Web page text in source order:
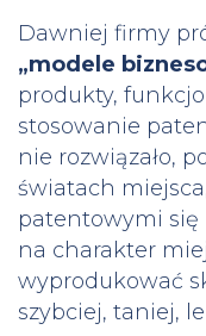
Dawniej firmy
„modele
produkty,
stosowanie
nie rozwiązało,
światach
patentowymi się
na charakter
wyprodukować
szybciej, taniej,